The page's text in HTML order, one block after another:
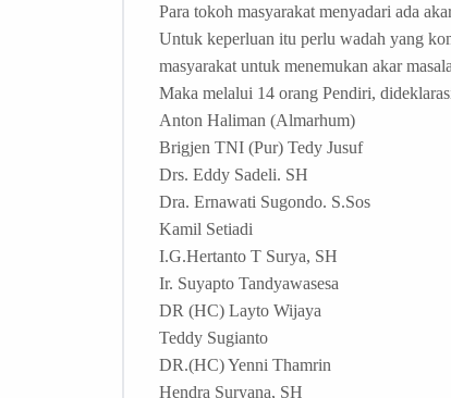
Para tokoh masyarakat menyadari ada
Untuk keperluan itu perlu wadah yang
masyarakat untuk menemukan akar
Maka melalui 14 orang Pendiri,
Anton Haliman (Almarhum)
Brigjen TNI (Pur) Tedy Jusuf
Drs. Eddy Sadeli. SH
Dra. Ernawati Sugondo. S.Sos
Kamil Setiadi
I.G.Hertanto T Surya, SH
Ir. Suyapto Tandyawasesa
DR (HC) Layto Wijaya
Teddy Sugianto
DR.(HC) Yenni Thamrin
Hendra Suryana, SH